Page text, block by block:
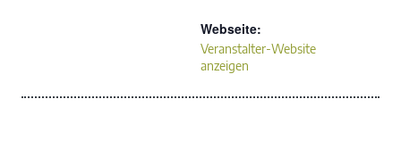
Webseite:
Veranstalter-Website
anzeigen